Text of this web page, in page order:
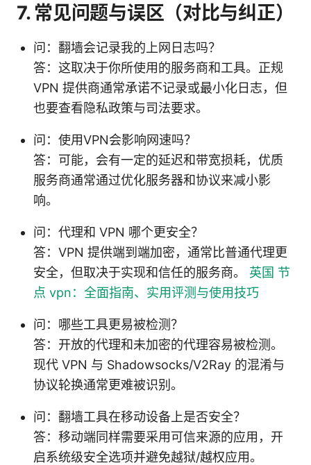
7. 常见问题与误区（对比与纠正）
问：翻墙会记录我的上网日志吗？
答：这取决于你所使用的服务商和工具。正规
VPN 提供商通常承诺不记录或最小化日志，但
也要查看隐私政策与司法要求。
问：使用VPN会影响网速吗？
答：可能，会有一定的延迟和带宽损耗，优质
服务商通常通过优化服务器和协议来减小影
响。
问：代理和 VPN 哪个更安全？
答：VPN 提供端到端加密，通常比普通代理更
安全，但取决于实现和信任的服务商。 英国 节
点 vpn：全面指南、实用评测与使用技巧
问：哪些工具更易被检测？
答：开放的代理和未加密的代理容易被检测。
现代 VPN 与 Shadowsocks/V2Ray 的混淆与
协议轮换通常更难被识别。
问：翻墙工具在移动设备上是否安全？
答：移动端同样需要采用可信来源的应用，开
启系统级安全选项并避免越狱/越权应用。